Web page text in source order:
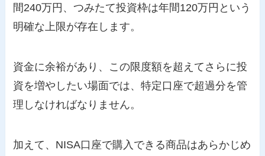
間240万円、つみたて投資枠は年間120万円という
明確な上限が存在します。
資金に余裕があり、この限度額を超えてさらに投
資を増やしたい場面では、特定口座で超過分を管
理しなければなりません。
加えて、NISA口座で購入できる商品はあらかじめ